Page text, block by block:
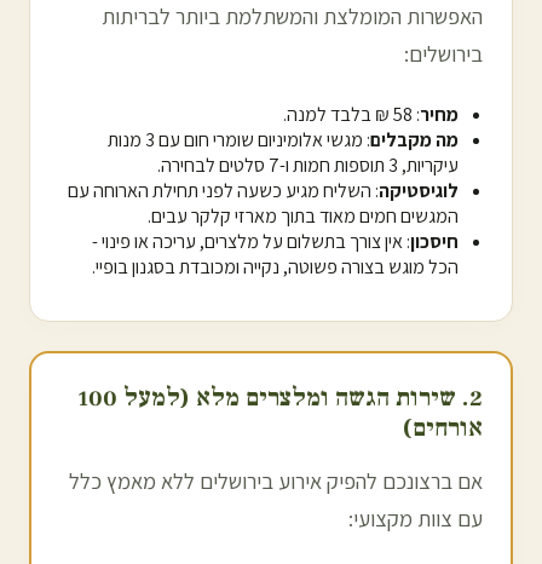
האפשרות המומלצת והמשתלמת ביותר לבריתות
בירושלים:
מחיר: 58 ₪ בלבד למנה.
מה מקבלים
: מגשי אלומיניום שומרי חום עם 3 מנות
עיקריות, 3 תוספות חמות ו-7 סלטים לבחירה.
לוגיסטיקה: השליח מגיע כשעה לפני תחילת הארוחה עם
המגשים חמים מאוד בתוך מארזי קלקר עבים.
חיסכון: אין צורך בתשלום על מלצרים, עריכה או פינוי -
הכל מוגש בצורה פשוטה, נקייה ומכובדת בסגנון בופיי.
2. שירות הגשה ומלצרים מלא (למעל 100
אורחים)
אם ברצונכם להפיק אירוע בירושלים ללא מאמץ כלל
עם צוות מקצועי: